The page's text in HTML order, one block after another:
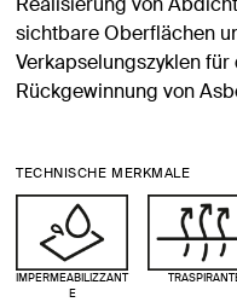
sichtbare Oberflächen
Verkapselungszyklen
Rückgewinnung von
TECHNISCHE MERKMALE
IMPERMEABILIZZANT
E